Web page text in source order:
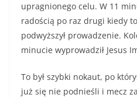
upragnionego celu. W 11
radością po raz drugi kiedy
podwyższył prowadzenie.
minucie wyprowadził Jesus
To był szybki nokaut, po
już się nie podnieśli i mecz